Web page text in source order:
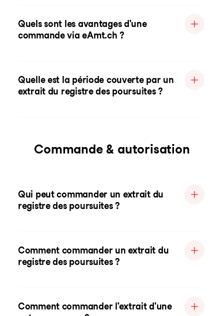
Quels sont les avantages d'une
commande via eAmt.ch ?
Quelle est la période couverte par un
extrait du registre des poursuites ?
Commande & autorisation
Qui peut commander un extrait du
registre des poursuites ?
Comment commander un extrait du
registre des poursuites ?
Comment commander l'extrait d'une